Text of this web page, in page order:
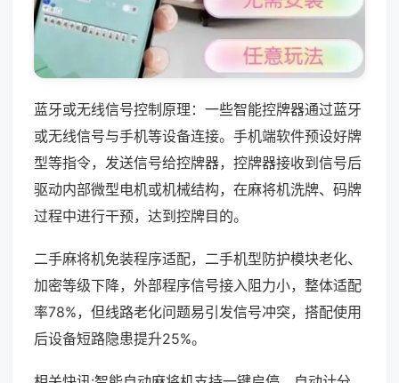
蓝牙或无线信号控制原理：一些智能控牌器通过蓝牙
或无线信号与手机等设备连接。手机端软件预设好牌
型等指令，发送信号给控牌器，控牌器接收到信号后
驱动内部微型电机或机械结构，在麻将机洗牌、码牌
过程中进行干预，达到控牌目的。
二手麻将机免装程序适配，二手机型防护模块老化、
加密等级下降，外部程序信号接入阻力小，整体适配
率78%，但线路老化问题易引发信号冲突，搭配使用
后设备短路隐患提升25%。